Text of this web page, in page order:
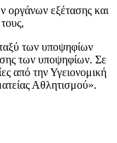
οργάνων εξέτασης και
των υποψηφίων
των υποψηφίων. Σε
από την Υγειονομική
Αθλητισμού».